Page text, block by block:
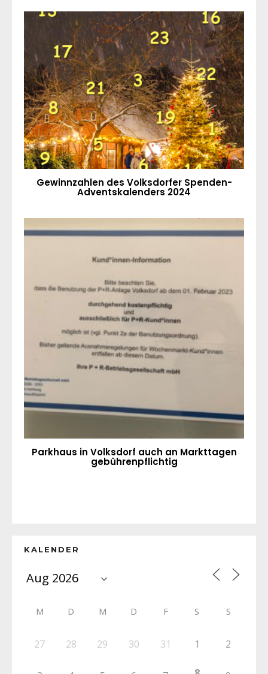
Gewinnzahlen des Volksdorfer Spenden-
Adventskalenders 2024
Parkhaus in Volksdorf auch an Markttagen
gebührenpflichtig
KALENDER
M D M D F S S
27 28 29 30 31 1 2